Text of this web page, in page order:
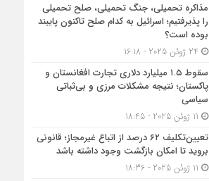
مذاکره تحمیلی، جنگ تحمیلی، صلح تحمیلی
را پذیرفتیم؛ اسرائیل به کدام صلح تاکنون پایبند
بوده است؟
سقوط ۱.۵ میلیارد دلاری تجارت افغانستان و
پاکستان؛ نتیجه مشکلات مرزی و بی‌ثباتی
سیاسی
تعیین‌تکلیف ۶۲ درصد از اتباع غیرمجاز؛ قانونی
بروید تا امکان بازگشت وجود داشته باشد